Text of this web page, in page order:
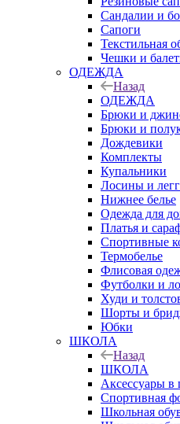
Сандалии и
Сапоги
Текстильная
Чешки и
ОДЕЖДА
Назад
ОДЕЖДА
Брюки и
Брюки и
Дождевики
Комплекты
Купальники
Лосины и
Нижнее белье
Одежда для
Платья и
Спортивные
Термобелье
Флисовая
Футболки и
Худи и
Шорты и
Юбки
ШКОЛА
Назад
ШКОЛА
Аксессуары в
Спортивная
Школьная